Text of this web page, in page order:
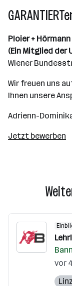
Ploier + Hörmann
(Ein Mitglied der
Wiener
Wir freuen uns
Ihnen unsere
Adrienn-Dominika
Jetzt bewerben
vor
Linz